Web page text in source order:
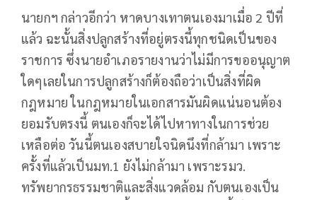
นายกฯ กล่าวอีกว่า หาดบางเทาตนเองมาเมื่อ 2 ปีที่
แล้ว ฉะนั้นสิ่งปลูกสร้างที่อยู่ตรงนี้ทุกชนิดเป็นของ
ราชการ ซึ่งนายอำเภอรายงานว่าไม่มีการขออนุญาต
ใดๆเลยในการปลูกสร้างก็ต้องถือว่าเป็นสิ่งที่ผิด
กฎหมาย ในกฎหมายในเอกสารมันผิดแน่นอนต้อง
ยอมรับตรงนี้ ตนเองก็จะได้ไปหาทางในการช่วย
เหลือต่อ วันนี้ตนเองสบายใจนิดนึงที่กล้ามา เพราะ
ครั้งที่แล้วเป็นมท.1 ยังไม่กล้ามา เพราะรมว.
ทรัพยากรธรรมชาติและสิ่งแวดล้อม กับตนเองเป็น